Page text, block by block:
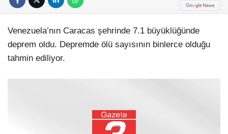
Venezuela’nın Caracas şehrinde 7.1 büyüklüğünde
deprem oldu. Depremde ölü sayısının binlerce olduğu
tahmin ediliyor.